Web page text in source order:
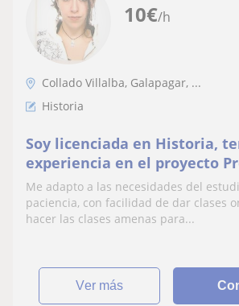
10€/h
Collado Villalba, Galapagar, ...
Historia
Soy licenciada en Historia,
experiencia en el proyecto
refuerzo escolar. Puedo dar
primaria, Eso y pruebas de
basica
Me adapto a las necesidades del
paciencia, con facilidad de dar clases
hacer las clases amenas para...
ver más